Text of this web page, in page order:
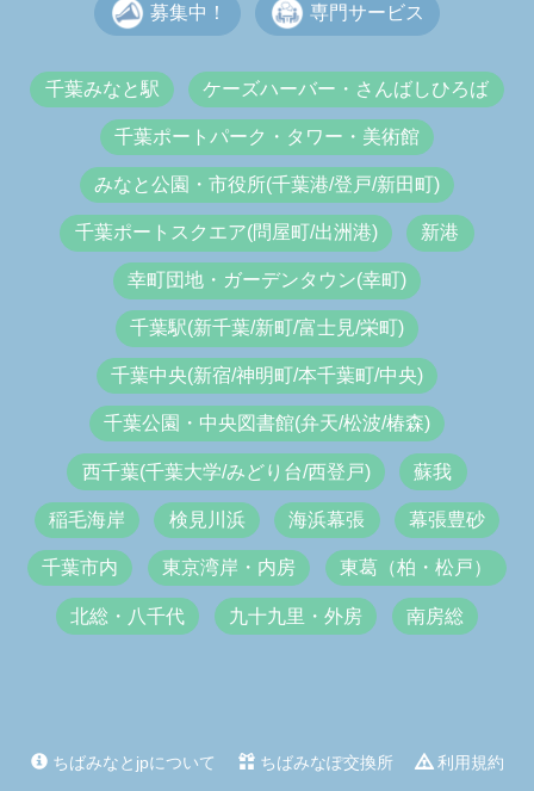
募集中！ 専門サービス
千葉みなと駅 ケーズハーバー・さんばしひろば
千葉ポートパーク・タワー・美術館
みなと公園・市役所(千葉港/登戸/新田町)
千葉ポートスクエア(問屋町/出洲港) 新港
幸町団地・ガーデンタウン(幸町)
千葉駅(新千葉/新町/富士見/栄町)
千葉中央(新宿/神明町/本千葉町/中央)
千葉公園・中央図書館(弁天/松波/椿森)
西千葉(千葉大学/みどり台/西登戸) 蘇我
稲毛海岸 検見川浜 海浜幕張 幕張豊砂
千葉市内 東京湾岸・内房 東葛（柏・松戸）
北総・八千代 九十九里・外房 南房総
ちばみなとjpについて ちばみなぽ交換所 利用規約